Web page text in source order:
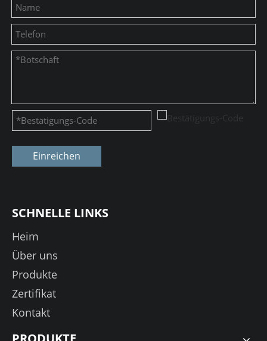
Einreichen
SCHNELLE LINKS
Heim
Über uns
Produkte
Zertifikat
Kontakt